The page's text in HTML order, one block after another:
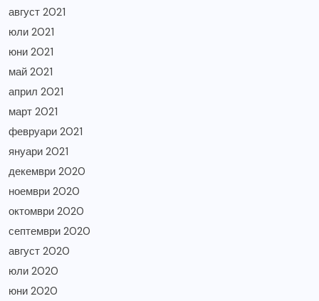
август 2021
юли 2021
юни 2021
май 2021
април 2021
март 2021
февруари 2021
януари 2021
декември 2020
ноември 2020
октомври 2020
септември 2020
август 2020
юли 2020
юни 2020